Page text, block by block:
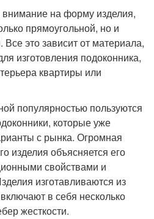
на форму изделия,
прямоугольной, но и
Все это зависит от материала,
изготовления подоконника,
квартиры или
популярностью пользуются
которые уже
с рынка. Огромная
изделия объясняется его
свойствами и
изготавливаются из
в себя несколько
жесткости.